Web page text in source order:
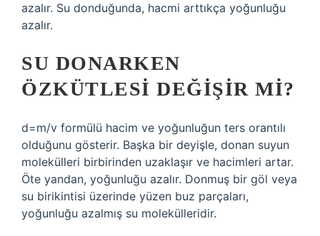
azalır. Su donduğunda, hacmi arttıkça yoğunluğu
azalır.
SU DONARKEN
ÖZKÜTLESI DEĞIŞIR MI?
d=m/v formülü hacim ve yoğunluğun ters orantılı
olduğunu gösterir. Başka bir deyişle, donan suyun
molekülleri birbirinden uzaklaşır ve hacimleri artar.
Öte yandan, yoğunluğu azalır. Donmuş bir göl veya
su birikintisi üzerinde yüzen buz parçaları,
yoğunluğu azalmış su molekülleridir.